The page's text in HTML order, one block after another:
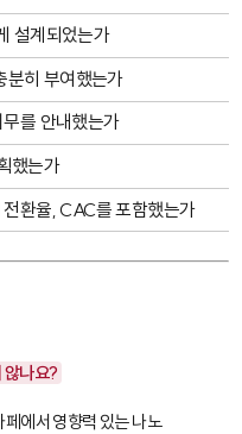
설계되었는가
분히 부여했는가
를 안내했는가
했는가
환율, CAC를 포함했는가
않나요?
에서 영향력 있는 나노